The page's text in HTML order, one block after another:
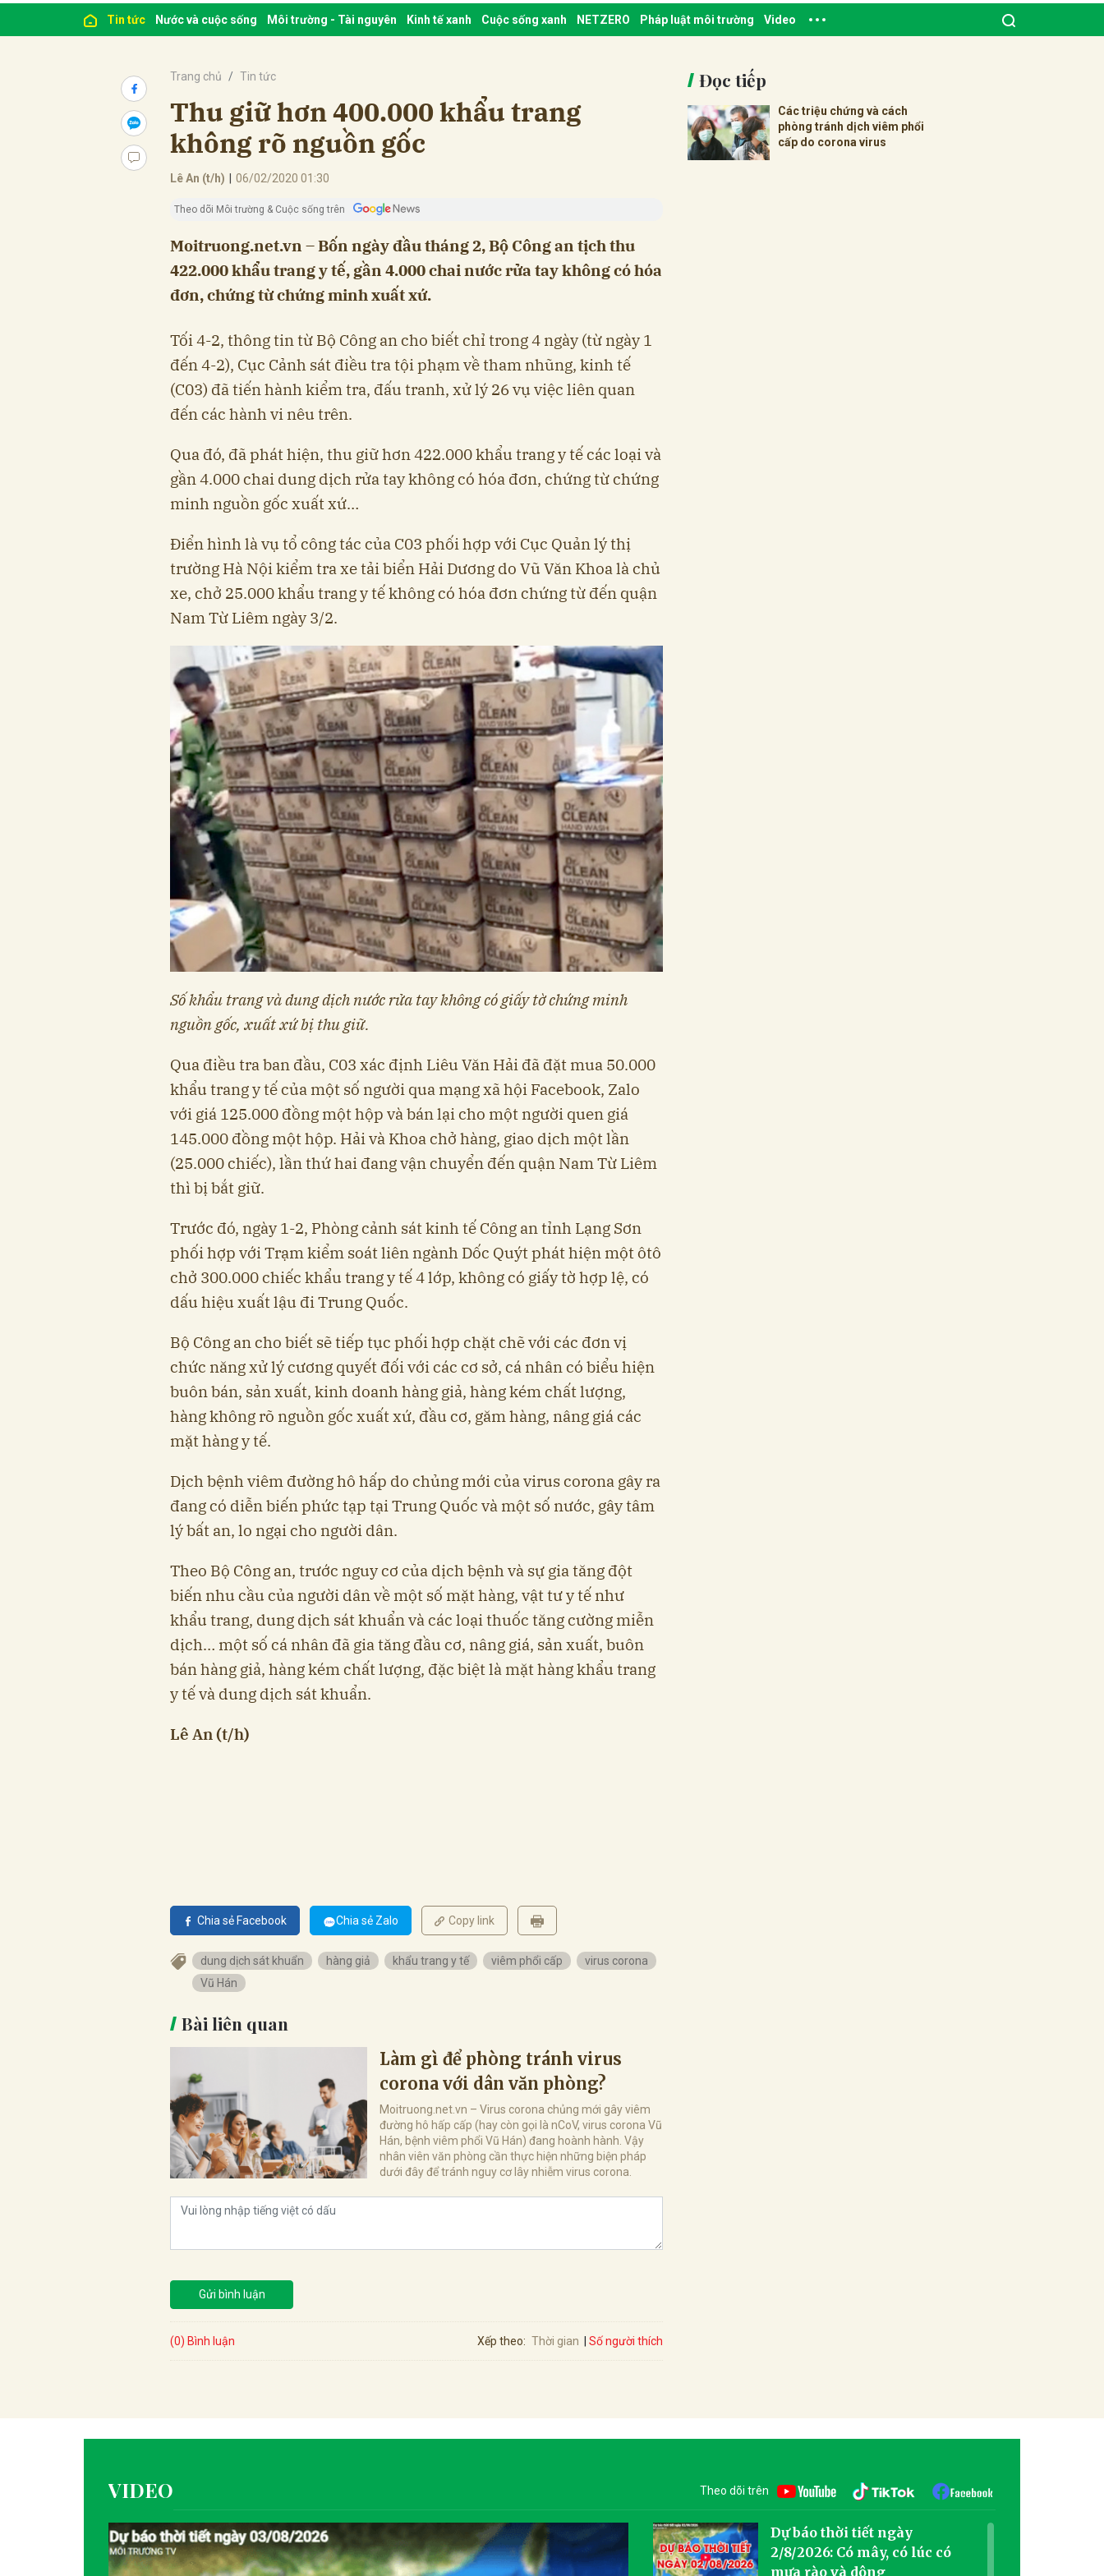
Tin tức Nước và cuộc sống Môi trường - Tài nguyên Kinh tế xanh Cuộc sống xanh NETZERO Pháp luật môi trường Video
Trang chủ Tin tức
Thu giữ hơn 400.000 khẩu trang
không rõ nguồn gốc
Lê An (t/h) 06/02/2020 01:30
Theo dõi Môi trường & Cuộc sống trên
Moitruong.net.vn – Bốn ngày đầu tháng 2, Bộ Công an tịch thu
422.000 khẩu trang y tế, gần 4.000 chai nước rửa tay không có hóa
đơn, chứng từ chứng minh xuất xứ.
Tối 4-2, thông tin từ Bộ Công an cho biết chỉ trong 4 ngày (từ ngày 1
đến 4-2), Cục Cảnh sát điều tra tội phạm về tham nhũng, kinh tế
(C03) đã tiến hành kiểm tra, đấu tranh, xử lý 26 vụ việc liên quan
đến các hành vi nêu trên.
Qua đó, đã phát hiện, thu giữ hơn 422.000 khẩu trang y tế các loại và
gần 4.000 chai dung dịch rửa tay không có hóa đơn, chứng từ chứng
minh nguồn gốc xuất xứ…
Điển hình là vụ tổ công tác của C03 phối hợp với Cục Quản lý thị
trường Hà Nội kiểm tra xe tải biển Hải Dương do Vũ Văn Khoa là chủ
xe, chở 25.000 khẩu trang y tế không có hóa đơn chứng từ đến quận
Nam Từ Liêm ngày 3/2.
Số khẩu trang và dung dịch nước rửa tay không có giấy tờ chứng minh
nguồn gốc, xuất xứ bị thu giữ.
Qua điều tra ban đầu, C03 xác định Liêu Văn Hải đã đặt mua 50.000
khẩu trang y tế của một số người qua mạng xã hội Facebook, Zalo
với giá 125.000 đồng một hộp và bán lại cho một người quen giá
145.000 đồng một hộp. Hải và Khoa chở hàng, giao dịch một lần
(25.000 chiếc), lần thứ hai đang vận chuyển đến quận Nam Từ Liêm
thì bị bắt giữ.
Trước đó, ngày 1-2, Phòng cảnh sát kinh tế Công an tỉnh Lạng Sơn
phối hợp với Trạm kiểm soát liên ngành Dốc Quýt phát hiện một ôtô
chở 300.000 chiếc khẩu trang y tế 4 lớp, không có giấy tờ hợp lệ, có
dấu hiệu xuất lậu đi Trung Quốc.
Bộ Công an cho biết sẽ tiếp tục phối hợp chặt chẽ với các đơn vị
chức năng xử lý cương quyết đối với các cơ sở, cá nhân có biểu hiện
buôn bán, sản xuất, kinh doanh hàng giả, hàng kém chất lượng,
hàng không rõ nguồn gốc xuất xứ, đầu cơ, găm hàng, nâng giá các
mặt hàng y tế.
Dịch bệnh viêm đường hô hấp do chủng mới của virus corona gây ra
đang có diễn biến phức tạp tại Trung Quốc và một số nước, gây tâm
lý bất an, lo ngại cho người dân.
Theo Bộ Công an, trước nguy cơ của dịch bệnh và sự gia tăng đột
biến nhu cầu của người dân về một số mặt hàng, vật tư y tế như
khẩu trang, dung dịch sát khuẩn và các loại thuốc tăng cường miễn
dịch… một số cá nhân đã gia tăng đầu cơ, nâng giá, sản xuất, buôn
bán hàng giả, hàng kém chất lượng, đặc biệt là mặt hàng khẩu trang
y tế và dung dịch sát khuẩn.
Lê An (t/h)
Chia sẻ Facebook Chia sẻ Zalo Copy link
dung dịch sát khuẩn hàng giả khẩu trang y tế viêm phổi cấp
virus corona
Vũ Hán
Bài liên quan
Làm gì để phòng tránh virus
corona với dân văn phòng?
Moitruong.net.vn – Virus corona chủng mới gây viêm
đường hô hấp cấp (hay còn gọi là nCoV, virus corona Vũ
Hán, bệnh viêm phổi Vũ Hán) đang hoành hành. Vậy
nhân viên văn phòng cần thực hiện những biện pháp
dưới đây để tránh nguy cơ lây nhiễm virus corona.
Gửi bình luận
(0) Bình luận Xếp theo: Thời gian Số người thích
Đọc tiếp
Các triệu chứng và cách
phòng tránh dịch viêm phổi
cấp do corona virus
VIDEO Theo dõi trên
Dự báo thời tiết ngày
2/8/2026: Có mây, có lúc có
mưa rào và dông